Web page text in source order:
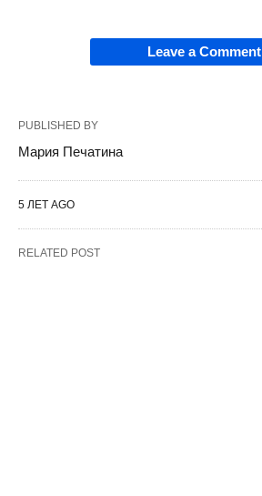
Leave a Comment
PUBLISHED BY
Мария Печатина
5 ЛЕТ AGO
RELATED POST